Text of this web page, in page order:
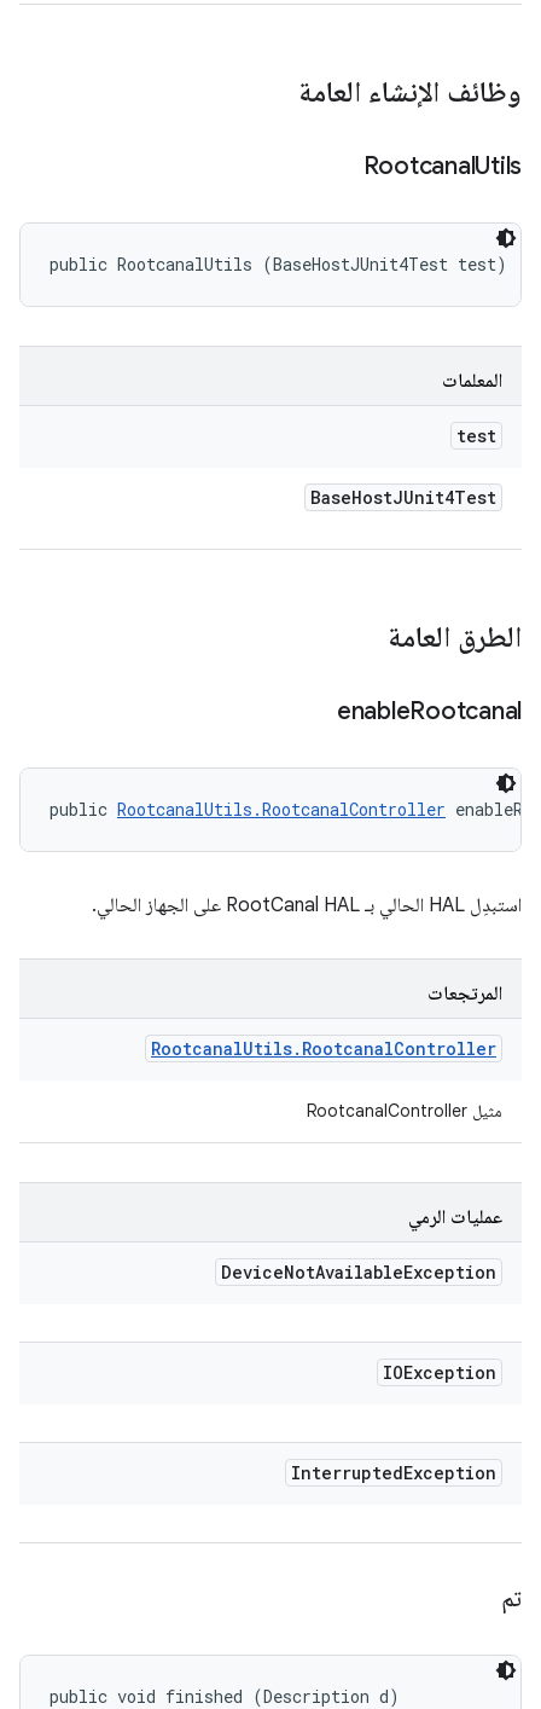
وظائف الإنشاء العامة
RootcanalUtils
public RootcanalUtils (BaseHostJUnit4Test test)
المعلمات
test
BaseHostJUnit4Test
الطرق العامة
enableRootcanal
public RootcanalUtils.RootcanalController
استبدِل HAL الحالي بـ RootCanal HAL على الجهاز الحالي.
المرتجعات
RootcanalUtils. RootcanalController
مثيل RootcanalController
عمليات الرمي
DeviceNotAvailableException
IOException
InterruptedException
تم
public void finished (Description d)